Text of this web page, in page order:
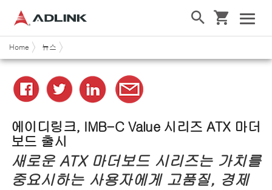
Home 뉴스
에이디링크, IMB-C Value 시리즈 ATX 마더
보드 출시
새로운 ATX 마더보드 시리즈는 가치를
중요시하는 사용자에게 고품질, 경제